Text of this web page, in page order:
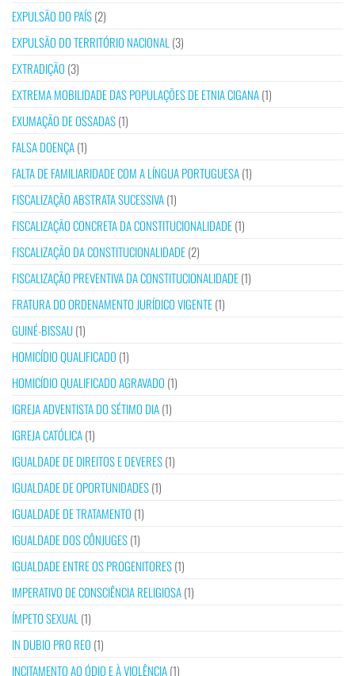
EXPULSÃO DO PAÍS(2)
EXPULSÃO DO TERRITÓRIO NACIONAL (3)
EXTRADIÇÃO (3)
EXTREMA MOBILIDADE DAS POPULAÇÕES DE ETNIA CIGANA(1)
EXUMAÇÃO DE OSSADAS(1)
FALSA DOENÇA(1)
FALTA DE FAMILIARIDADE COM A LÍNGUA PORTUGUESA(1)
FISCALIZAÇÃO ABSTRATA SUCESSIVA(1)
FISCALIZAÇÃO CONCRETA DA CONSTITUCIONALIDADE(1)
FISCALIZAÇÃO DA CONSTITUCIONALIDADE(2)
FISCALIZAÇÃO PREVENTIVA DA CONSTITUCIONALIDADE(1)
FRATURA DO ORDENAMENTO JURÍDICO VIGENTE(1)
GUINÉ-BISSAU(1)
HOMICÍDIO QUALIFICADO (1)
HOMICÍDIO QUALIFICADO AGRAVADO (1)
IGREJA ADVENTISTA DO SÉTIMO DIA(1)
IGREJA CATÓLICA(1)
IGUALDADE DE DIREITOS E DEVERES(1)
IGUALDADE DE OPORTUNIDADES(1)
IGUALDADE DE TRATAMENTO (1)
IGUALDADE DOS CÔNJUGES(1)
IGUALDADE ENTRE OS PROGENITORES(1)
IMPERATIVO DE CONSCIÊNCIA RELIGIOSA(1)
ÍMPETO SEXUAL (1)
IN DUBIO PRO REO (1)
INCITAMENTO AO ÓDIO E À VIOLÊNCIA(1)